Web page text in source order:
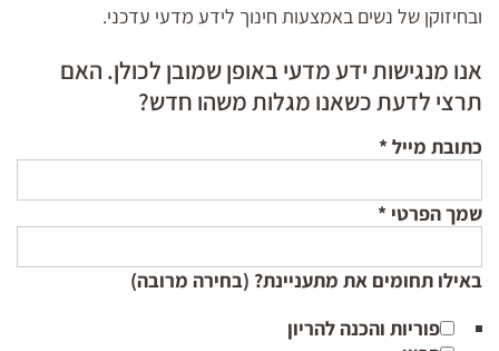
ובחיזוקן של נשים באמצעות חינוך לידע מדעי עדכני.
אנו מנגישות ידע מדעי באופן שמובן לכולן. האם
תרצי לדעת כשאנו מגלות משהו חדש?
כתובת מייל*
שמך הפרטי *
באילו תחומים את מתעניינת? (בחירה מרובה)
פוריות והכנה להריון